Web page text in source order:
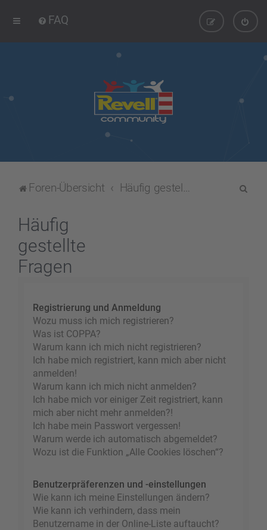
FAQ
Foren-Übersicht Häufig gestellte Fragen
Häufig
gestellte
Fragen
Registrierung und Anmeldung
Wozu muss ich mich registrieren?
Was ist COPPA?
Warum kann ich mich nicht registrieren?
Ich habe mich registriert, kann mich aber nicht
anmelden!
Warum kann ich mich nicht anmelden?
Ich habe mich vor einiger Zeit registriert, kann
mich aber nicht mehr anmelden?!
Ich habe mein Passwort vergessen!
Warum werde ich automatisch abgemeldet?
Wozu ist die Funktion „Alle Cookies löschen“?
Benutzerpräferenzen und -einstellungen
Wie kann ich meine Einstellungen ändern?
Wie kann ich verhindern, dass mein
Benutzername in der Online-Liste auftaucht?